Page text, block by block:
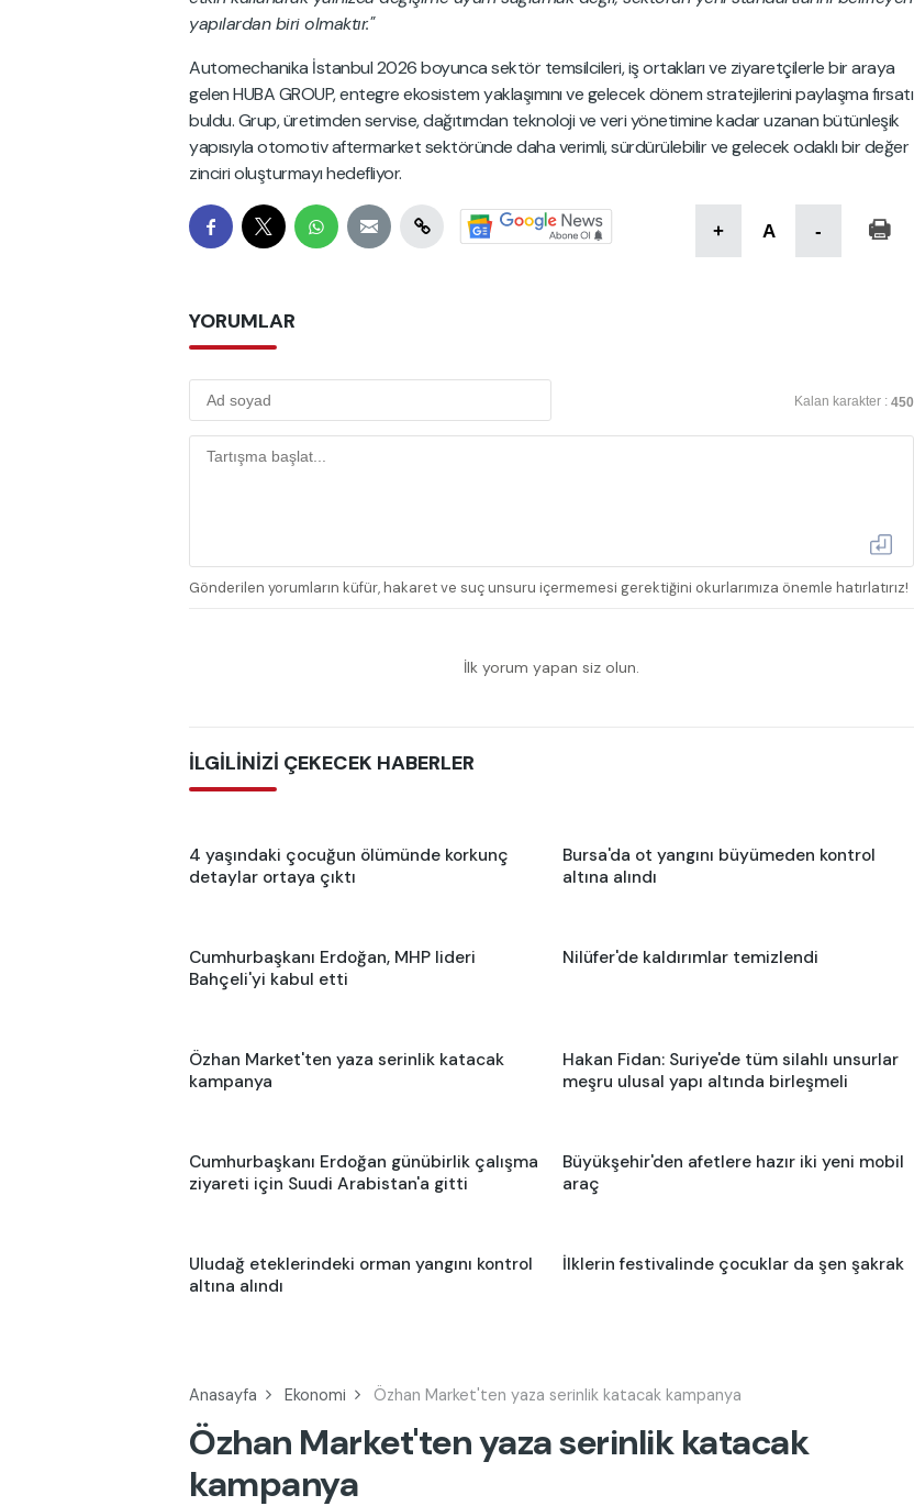
yapılardan biri olmaktır."
Automechanika İstanbul 2026 boyunca sektör temsilcileri, iş ortakları ve ziyaretçilerle bir araya
gelen HUBA GROUP, entegre ekosistem yaklaşımını ve gelecek dönem stratejilerini paylaşma fırsatı
buldu. Grup, üretimden servise, dağıtımdan teknoloji ve veri yönetimine kadar uzanan bütünleşik
yapısıyla otomotiv aftermarket sektöründe daha verimli, sürdürülebilir ve gelecek odaklı bir değer
zinciri oluşturmayı hedefliyor.
+ A -
YORUMLAR
Kalan karakter : 450
Gönderilen yorumların küfür, hakaret ve suç unsuru içermemesi gerektiğini okurlarımıza önemle hatırlatırız!
İlk yorum yapan siz olun.
İLGİLİNİZİ ÇEKECEK HABERLER
4 yaşındaki çocuğun ölümünde korkunç
detaylar ortaya çıktı
Bursa'da ot yangını büyümeden kontrol
altına alındı
Cumhurbaşkanı Erdoğan, MHP lideri
Bahçeli'yi kabul etti
Nilüfer'de kaldırımlar temizlendi
Özhan Market'ten yaza serinlik katacak
kampanya
Hakan Fidan: Suriye'de tüm silahlı unsurlar
meşru ulusal yapı altında birleşmeli
Cumhurbaşkanı Erdoğan günübirlik çalışma
ziyareti için Suudi Arabistan'a gitti
Büyükşehir'den afetlere hazır iki yeni mobil
araç
Uludağ eteklerindeki orman yangını kontrol
altına alındı
İlklerin festivalinde çocuklar da şen şakrak
Anasayfa Ekonomi Özhan Market'ten yaza serinlik katacak kampanya
Özhan Market'ten yaza serinlik katacak
kampanya